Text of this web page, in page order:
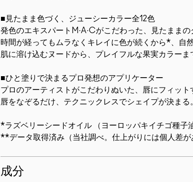
■見たまま色づく、ジューシーカラー全12色
発色のエキスパートM·A·Cがこだわった、見たままの
時間が経ってもムラなくキレイに色が続くから*、自
肌に溶け込むヌードから、プレイフルな果実カラーま
■ひと塗りで決まるプロ発想のアプリケーター
プロのアーティストがこだわりぬいた、唇にフィット
唇をなぞるだけ、テクニックレスでシェイプが決まる
*ラズベリーシードオイル （ヨーロッパキイチゴ種
**データ取得済み（当社調べ。仕上がりには個人差が
成分